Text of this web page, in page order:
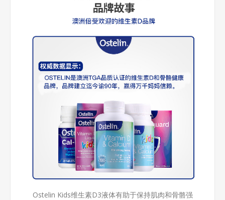
Ostelin Kids维生素D3液体有助于保持肌肉和骨骼强